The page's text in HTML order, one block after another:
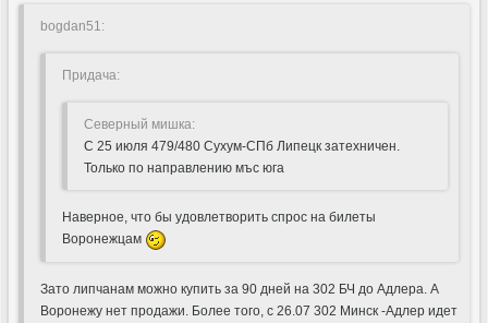
bogdan51:
Придача:
Северный мишка:
С 25 июля 479/480 Сухум-СПб Липецк затехничен.
Только по направлению мъс юга
Наверное, что бы удовлетворить спрос на билеты
Воронежцам
Зато липчанам можно купить за 90 дней на 302 БЧ до Адлера. А
Воронежу нет продажи. Более того, с 26.07 302 Минск -Адлер идет